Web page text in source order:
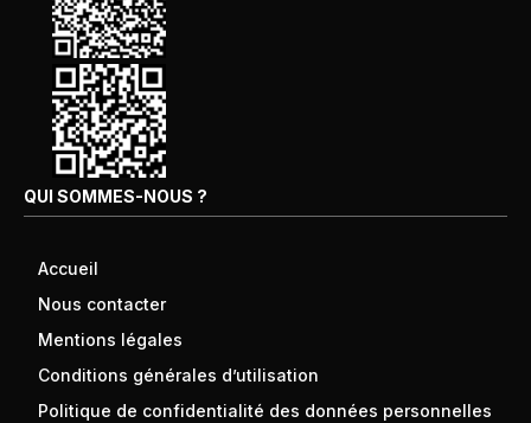
QUI SOMMES-NOUS ?
Accueil
Nous contacter
Mentions légales
Conditions générales d’utilisation
Politique de confidentialité des données personnelles